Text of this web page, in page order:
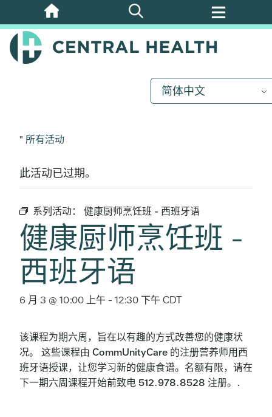
跳
至
主
简体中文
" 所有活动
此活动已过期。
系列活动： 健康厨师烹饪班 - 西班牙语
健康厨师烹饪班 -
西班牙语
6 月 3 @ 10:00 上午 - 12:30 下午CDT
该课程为期六周，旨在以有趣的方式改善您的健康状
况。 这些课程由 CommUnityCare 的注册营养师用西
班牙语授课，让您学习新的健康食谱。名额有限，请在
下一期六周课程开始前致电 512.978.8528 注册。.